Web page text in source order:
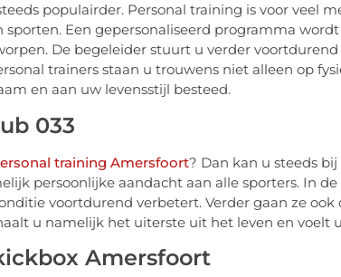
populairder. Personal training is voor veel
Een gepersonaliseerd programma
De begeleider stuurt u verder
trainers staan u trouwens niet alleen op
en aan uw levensstijl besteed.
033
training Amersfoort? Dan kan u steeds
persoonlijke aandacht aan alle sporters. In
voortdurend verbetert. Verder gaan ze ook
u namelijk het uiterste uit het leven en voelt
Amersfoort